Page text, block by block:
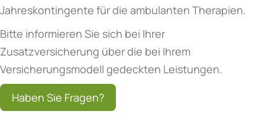
Jahreskontingente für die ambulanten Therapien.
Bitte informieren Sie sich bei Ihrer
Zusatzversicherung über die bei Ihrem
Versicherungsmodell gedeckten Leistungen.
Haben Sie Fragen?